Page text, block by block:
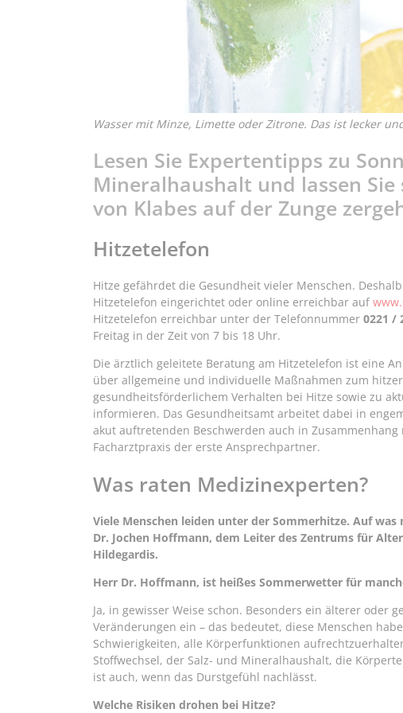
Wasser mit Minze, Limette oder Zitrone. Das ist lecker
Lesen Sie Expertentipps zu
Mineralhaushalt und lassen
von Klabes auf der Zunge
Hitzetelefon
Hitze gefährdet die Gesundheit vieler Menschen.
Hitzetelefon eingerichtet oder online erreichbar auf
Hitzetelefon erreichbar unter der Telefonnummer 0221 /
Freitag in der Zeit von 7 bis 18 Uhr.
Die ärztlich geleitete Beratung am Hitzetelefon ist eine
über allgemeine und individuelle Maßnahmen zum
gesundheitsförderlichem Verhalten bei Hitze sowie zu
informieren. Das Gesundheitsamt arbeitet dabei in
akut auftretenden Beschwerden auch in
Facharztpraxis der erste Ansprechpartner.
Was raten Medizinexperten?
Viele Menschen leiden unter der Sommerhitze. Auf
Dr. Jochen Hoffmann, dem Leiter des Zentrums für
Hildegardis.
Herr Dr. Hoffmann, ist heißes Sommerwetter für
Ja, in gewisser Weise schon. Besonders ein älterer oder
Veränderungen ein – das bedeutet, diese Menschen
Schwierigkeiten, alle Körperfunktionen
Stoffwechsel, der Salz- und Mineralhaushalt, die
ist auch, wenn das Durstgefühl nachlässt.
Welche Risiken drohen bei Hitze?